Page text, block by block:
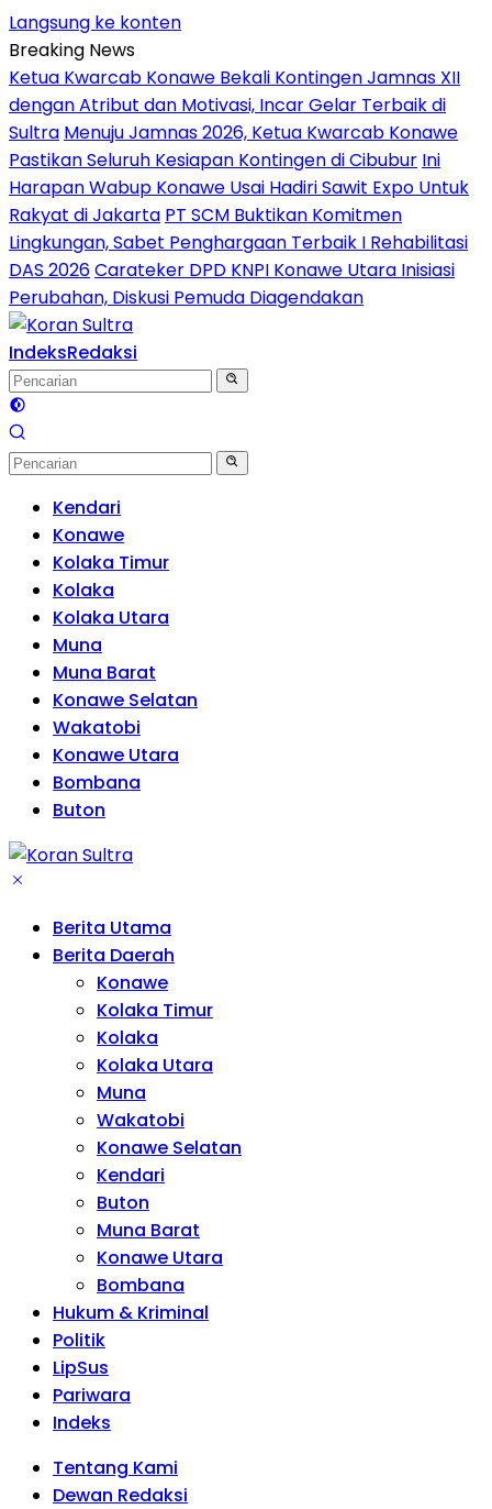
Langsung ke konten
Breaking News
Ketua Kwarcab Konawe Bekali Kontingen Jamnas XII
dengan Atribut dan Motivasi, Incar Gelar Terbaik di
Sultra Menuju Jamnas 2026, Ketua Kwarcab Konawe
Pastikan Seluruh Kesiapan Kontingen di Cibubur Ini
Harapan Wabup Konawe Usai Hadiri Sawit Expo Untuk
Rakyat di Jakarta PT SCM Buktikan Komitmen
Lingkungan, Sabet Penghargaan Terbaik I Rehabilitasi
DAS 2026Carateker DPD KNPI Konawe Utara Inisiasi
Perubahan, Diskusi Pemuda Diagendakan
IndeksRedaksi
Kendari
Konawe
Kolaka Timur
Kolaka
Kolaka Utara
Muna
Muna Barat
Konawe Selatan
Wakatobi
Konawe Utara
Bombana
Buton
Berita Utama
Berita Daerah
Konawe
Kolaka Timur
Kolaka
Kolaka Utara
Muna
Wakatobi
Konawe Selatan
Kendari
Buton
Muna Barat
Konawe Utara
Bombana
Hukum & Kriminal
Politik
LipSus
Pariwara
Indeks
Tentang Kami
Dewan Redaksi